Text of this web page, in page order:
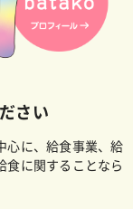
さい
心に、給食事業、給
食に関することなら